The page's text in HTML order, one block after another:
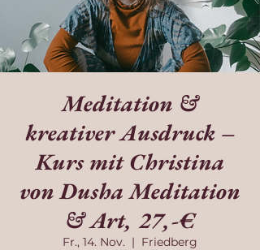
Meditation &
kreativer Ausdruck –
Kurs mit Christina
von Dusha Meditation
& Art, 27,-€
Fr., 14. Nov.
  |
Friedberg